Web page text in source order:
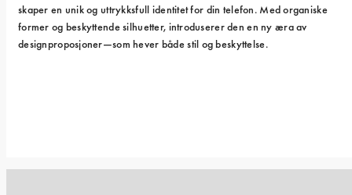
skaper en unik og uttrykksfull identitet for din telefon. Med organiske
former og beskyttende silhuetter, introduserer den en ny æra av
designproposjoner—som hever både stil og beskyttelse.